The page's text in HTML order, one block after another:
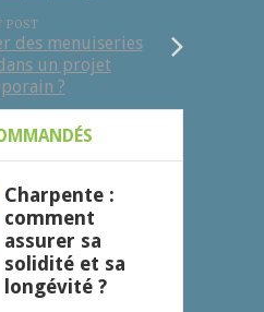
POST
des menuiseries
un projet
?
Charpente :
comment
assurer sa
solidité et sa
longévité ?